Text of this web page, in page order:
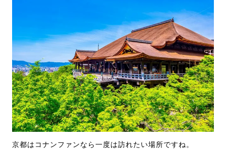
京都はコナンファンなら一度は訪れたい場所ですね。